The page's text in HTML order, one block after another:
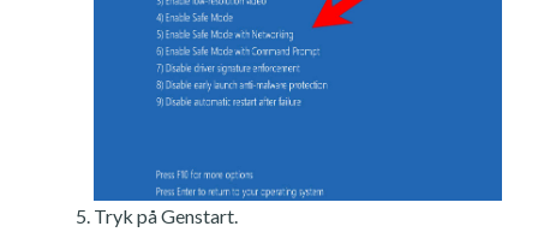
Tryk på Genstart.